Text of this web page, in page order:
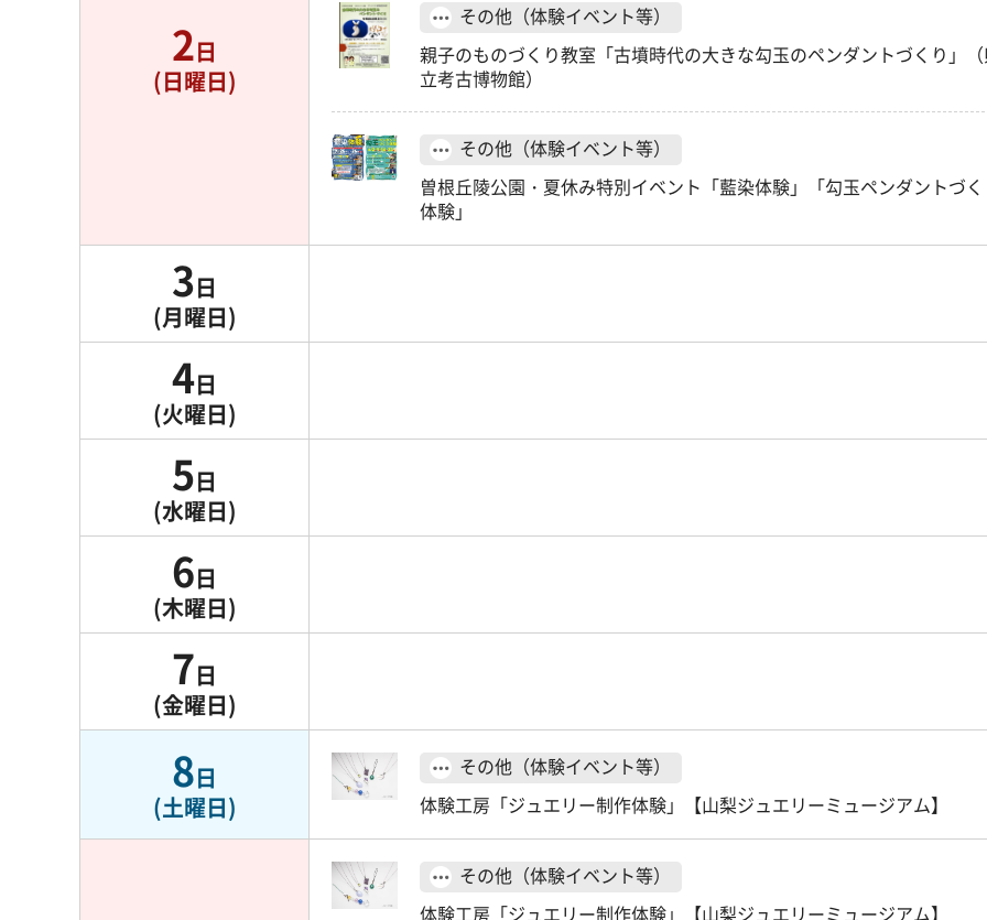
2日
(日曜日)
その他（体験イベント等）
親子のものづくり教室「古墳時代の大きな勾玉のペンダントづくり」
立考古博物館）
その他（体験イベント等）
曽根丘陵公園・夏休み特別イベント「藍染体験」「勾玉ペンダントづ
体験」
3日
(月曜日)
4日
(火曜日)
5日
(水曜日)
6日
(木曜日)
7日
(金曜日)
8日
(土曜日)
その他（体験イベント等）
体験工房「ジュエリー制作体験」【山梨ジュエリーミュージアム】
その他（体験イベント等）
体験工房「ジュエリー制作体験」【山梨ジュエリーミュージアム】